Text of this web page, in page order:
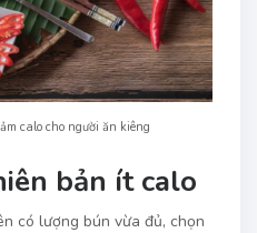
calo cho người ăn kiêng
bản ít calo
có lượng bún vừa đủ, chọn